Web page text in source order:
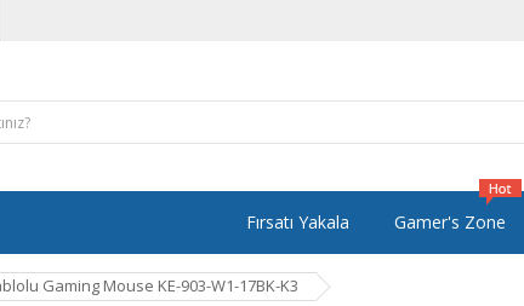
Fırsatı Yakala Gamer's Zone
Gaming Mouse KE-903-W1-17BK-K3